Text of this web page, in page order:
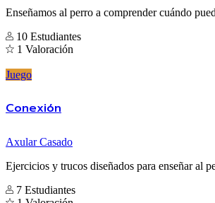
Enseñamos al perro a comprender cuándo
10 Estudiantes
1 Valoración
Juego
Conexión
Axular Casado
Ejercicios y trucos diseñados para enseñar al
7 Estudiantes